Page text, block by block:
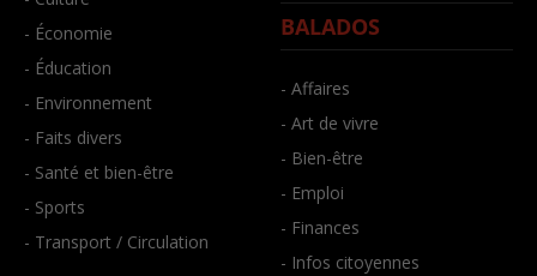
- Économie
- Éducation
- Environnement
- Faits divers
- Santé et bien-être
- Sports
- Transport / Circulation
BALADOS
- Affaires
- Art de vivre
- Bien-être
- Emploi
- Finances
- Infos citoyennes